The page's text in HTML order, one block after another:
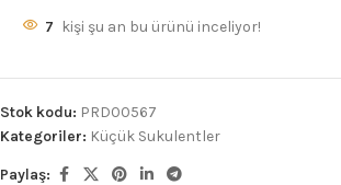
7 kişi şu an bu ürünü inceliyor!
Stok kodu: PRD00567
Kategoriler: Küçük Sukulentler
Paylaş: